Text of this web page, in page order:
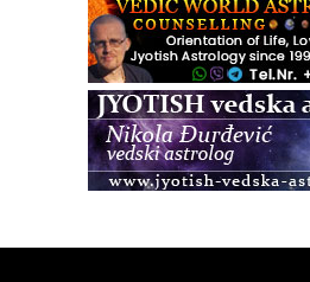
Zagreb+Online
Osnovni ThetaHealing® tečaj,
Access BARS®, otpusti stres
Access Energetski Facelift®